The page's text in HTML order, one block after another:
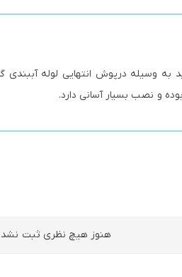
به وسیله درپوش انتهایی لوله
و نصب بسیار آسانی دارد.
هنوز هیچ نظری ثبت